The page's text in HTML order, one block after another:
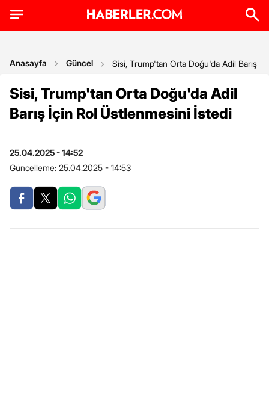
Anasayfa Güncel Sisi, Trump'tan Orta Doğu'da Adil Barış
Sisi, Trump'tan Orta Doğu'da Adil
Barış İçin Rol Üstlenmesini İstedi
25.04.2025 - 14:52
Güncelleme: 25.04.2025 - 14:53